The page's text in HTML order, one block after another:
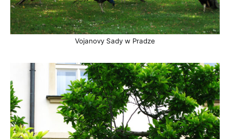
Vojanovy Sady w Pradze